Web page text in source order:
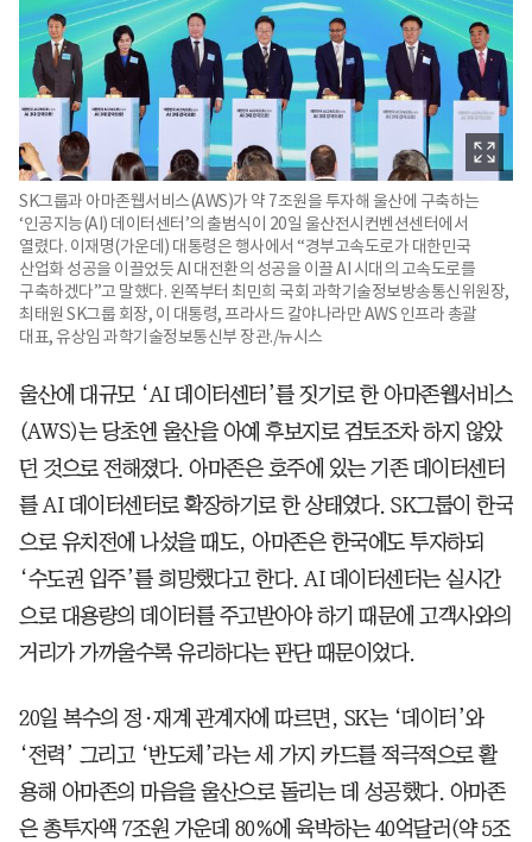
SK그룹과 아마존웹서비스(AWS)가 약 7조원을 투자해 울산에 구축하는
‘인공지능(AI) 데이터센터’의 출범식이 20일 울산전시컨벤션센터에서
열렸다. 이재명(가운데) 대통령은 행사에서 “경부고속도로가 대한민국
산업화 성공을 이끌었듯 AI 대전환의 성공을 이끌 AI 시대의 고속도로를
구축하겠다”고 말했다. 왼쪽부터 최민희 국회 과학기술정보방송통신위원장,
최태원 SK그룹 회장, 이 대통령, 프라사드 칼야나라만 AWS 인프라 총괄
대표, 유상임 과학기술정보통신부 장관./뉴시스
울산에 대규모 ‘AI 데이터센터’를 짓기로 한 아마존웹서비스
(AWS)는 당초엔 울산을 아예 후보지로 검토조차 하지 않았
던 것으로 전해졌다. 아마존은 호주에 있는 기존 데이터센터
를 AI 데이터센터로 확장하기로 한 상태였다. SK그룹이 한국
으로 유치전에 나섰을 때도, 아마존은 한국에도 투자하되
‘수도권 입주’를 희망했다고 한다. AI 데이터센터는 실시간
으로 대용량의 데이터를 주고받아야 하기 때문에 고객사와의
거리가 가까울수록 유리하다는 판단 때문이었다.
20일 복수의 정·재계 관계자에 따르면, SK는 ‘데이터’와
‘전력’ 그리고 ‘반도체’라는 세 가지 카드를 적극적으로 활
용해 아마존의 마음을 울산으로 돌리는 데 성공했다. 아마존
은 총투자액 7조원 가운데 80%에 육박하는 40억달러(약 5조